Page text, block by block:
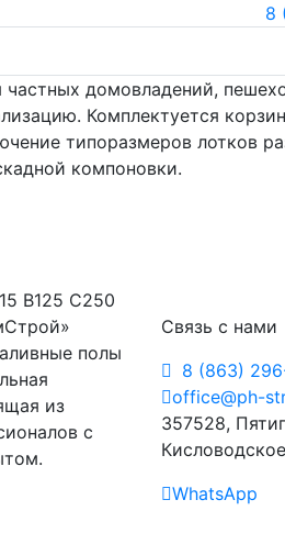
8
домовладений,
Комплектуется
типоразмеров лотков
компоновки.
B125 C250
из
с
Связь с нами
8 (863)
office@ph-
357528,
WhatsApp